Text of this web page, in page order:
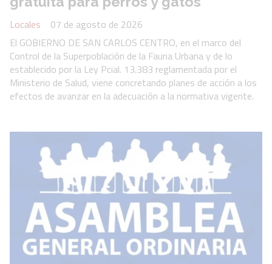
Locales
07 de agosto de 2026
El GOBIERNO DE SAN CARLOS CENTRO, en el marco del
Control de la Superpoblación de la Fauna Urbana y de lo
establecido por la Ley Pcial. 13.383 reglamentada por el
Ministerio de Salud, viene concretando planes de acción a los
efectos de avanzar en la adecuación a la normativa vigente.